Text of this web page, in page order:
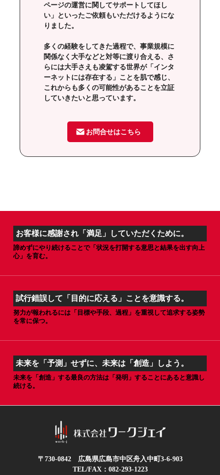
ページの運営に関してサポートしてほし
い」といったご依頼もいただけるようにな
りました。
多くの経験をしてきた過程で、事業規模に
関係なく大手などと対等に渡り合える、さ
らには大手さえも凌駕する世界が「インタ
ーネットには存在する」ことを肌で感じ、
これからも多くの可能性があることを立証
していきたいと思っています。
お問合せはこちら
お客様に感謝され「満足」していただくために。
諦めずにやり続けることで「状況を打開する意思と結果を出す向上
心」を育む。
試行錯誤して「目的に応える」ことを意識する。
努力が報われるには「目標や手段、過程」を重視して追求する姿勢
を常に保つ。
未来を「予測」せずに、未来は「創造」しよう。
未来を「創造」する最良の方法は「発明」することにあると意識し
続ける。
〒730-0842 広島県広島市中区舟入中町3-6-903
TEL/FAX： 082-293-1223